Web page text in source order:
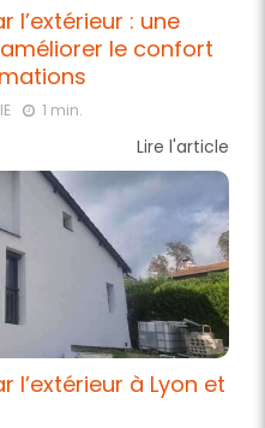
l’extérieur : une
le confort
1 min.
Lire l'article
l’extérieur à Lyon et